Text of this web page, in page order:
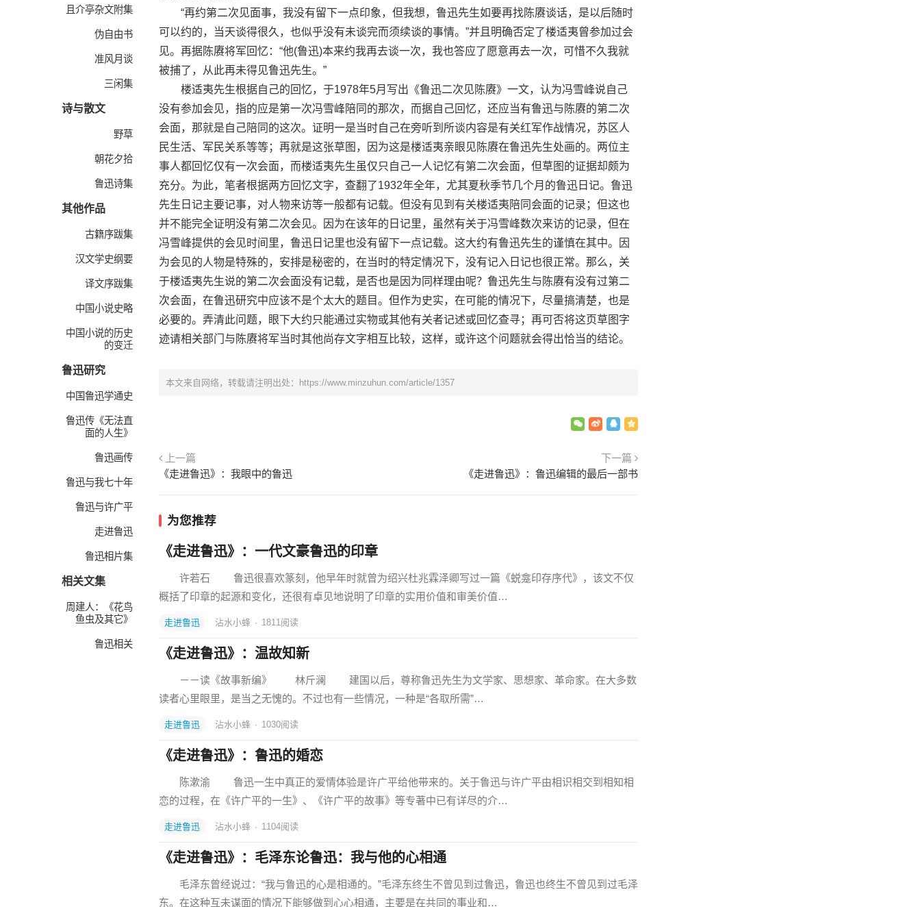
且介亭杂文附集
伪自由书
准风月谈
三闲集
诗与散文
野草
朝花夕拾
鲁迅诗集
其他作品
古籍序跋集
汉文学史纲要
译文序跋集
中国小说史略
中国小说的历史
的变迁
鲁迅研究
中国鲁迅学通史
鲁迅传《无法直
面的人生》
鲁迅画传
鲁迅与我七十年
鲁迅与许广平
走进鲁迅
鲁迅相片集
相关文集
周建人：《花鸟
鱼虫及其它》
鲁迅相关
“再约第二次见面事，我没有留下一点印象，但我想，鲁迅先生如要再找陈赓谈话，是以后随时
可以约的，当天谈得很久，也似乎没有未谈完而须续谈的事情。”并且明确否定了楼适夷曾参加过会
见。再据陈赓将军回忆：“他(鲁迅)本来约我再去谈一次，我也答应了愿意再去一次，可惜不久我就
被捕了，从此再未得见鲁迅先生。”
楼适夷先生根据自己的回忆，于1978年5月写出《鲁迅二次见陈赓》一文，认为冯雪峰说自己
没有参加会见，指的应是第一次冯雪峰陪同的那次，而据自己回忆，还应当有鲁迅与陈赓的第二次
会面，那就是自己陪同的这次。证明一是当时自己在旁听到所谈内容是有关红军作战情况，苏区人
民生活、军民关系等等；再就是这张草图，因为这是楼适夷亲眼见陈赓在鲁迅先生处画的。两位主
事人都回忆仅有一次会面，而楼适夷先生虽仅只自己一人记忆有第二次会面，但草图的证据却颇为
充分。为此，笔者根据两方回忆文字，查翻了1932年全年，尤其夏秋季节几个月的鲁迅日记。鲁迅
先生日记主要记事，对人物来访等一般都有记载。但没有见到有关楼适夷陪同会面的记录；但这也
并不能完全证明没有第二次会见。因为在该年的日记里，虽然有关于冯雪峰数次来访的记录，但在
冯雪峰提供的会见时间里，鲁迅日记里也没有留下一点记载。这大约有鲁迅先生的谨慎在其中。因
为会见的人物是特殊的，安排是秘密的，在当时的特定情况下，没有记入日记也很正常。那么，关
于楼适夷先生说的第二次会面没有记载，是否也是因为同样理由呢？鲁迅先生与陈赓有没有过第二
次会面，在鲁迅研究中应该不是个太大的题目。但作为史实，在可能的情况下，尽量搞清楚，也是
必要的。弄清此问题，眼下大约只能通过实物或其他有关者记述或回忆查寻；再可否将这页草图字
迹请相关部门与陈赓将军当时其他尚存文字相互比较，这样，或许这个问题就会得出恰当的结论。
本文来自网络，转载请注明出处： https://www.minzuhun.com/article/1357
上一篇
《走进鲁迅》：我眼中的鲁迅
下一篇
《走进鲁迅》：鲁迅编辑的最后一部书
为您推荐
《走进鲁迅》：一代文豪鲁迅的印章
许若石 鲁迅很喜欢篆刻，他早年时就曾为绍兴杜兆霖泽卿写过一篇《蜕龛印存序代》，该文不仅
概括了印章的起源和变化，还很有卓见地说明了印章的实用价值和审美价值…
走进鲁迅 沾水小蜂 · 1811阅读
《走进鲁迅》：温故知新
－－读《故事新编》 林斤澜 建国以后，尊称鲁迅先生为文学家、思想家、革命家。在大多数
读者心里眼里，是当之无愧的。不过也有一些情况，一种是“各取所需”…
走进鲁迅 沾水小蜂 · 1030阅读
《走进鲁迅》：鲁迅的婚恋
陈漱渝 鲁迅一生中真正的爱情体验是许广平给他带来的。关于鲁迅与许广平由相识相交到相知相
恋的过程，在《许广平的一生》、《许广平的故事》等专著中已有详尽的介…
走进鲁迅 沾水小蜂 · 1104阅读
《走进鲁迅》：毛泽东论鲁迅：我与他的心相通
毛泽东曾经说过：“我与鲁迅的心是相通的。”毛泽东终生不曾见到过鲁迅，鲁迅也终生不曾见到过毛泽
东。在这种互未谋面的情况下能够做到心心相通，主要是在共同的事业和…